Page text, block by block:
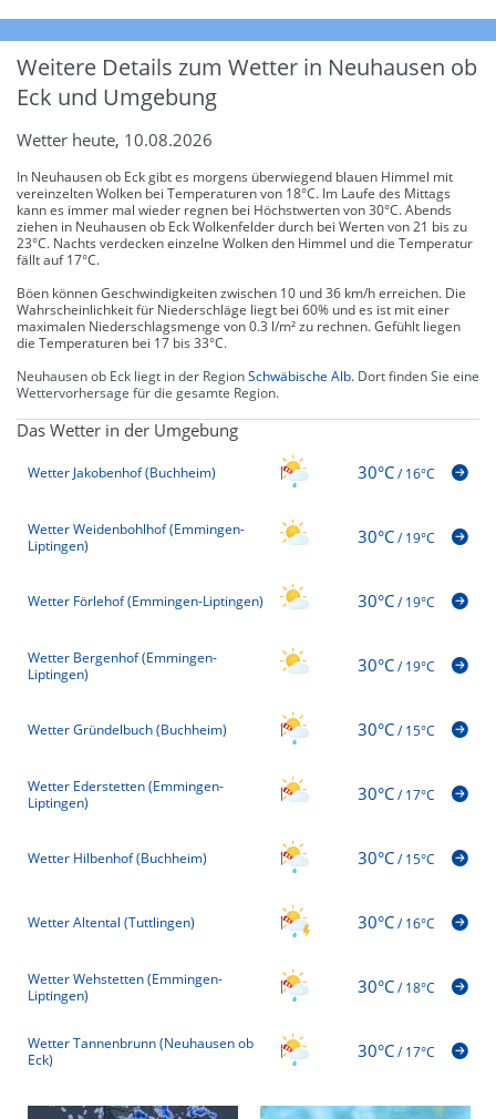
Weitere Details zum Wetter in Neuhausen ob
Eck und Umgebung
Wetter heute, 10.08.2026
In Neuhausen ob Eck gibt es morgens überwiegend blauen Himmel mit
vereinzelten Wolken bei Temperaturen von 18°C. Im Laufe des Mittags
kann es immer mal wieder regnen bei Höchstwerten von 30°C. Abends
ziehen in Neuhausen ob Eck Wolkenfelder durch bei Werten von 21 bis zu
23°C. Nachts verdecken einzelne Wolken den Himmel und die Temperatur
fällt auf 17°C.
Böen können Geschwindigkeiten zwischen 10 und 36 km/h erreichen. Die
Wahrscheinlichkeit für Niederschläge liegt bei 60% und es ist mit einer
maximalen Niederschlagsmenge von 0.3 l/m² zu rechnen. Gefühlt liegen
die Temperaturen bei 17 bis 33°C.
Neuhausen ob Eck liegt in der RegionSchwäbische Alb. Dort finden Sie eine
Wettervorhersage für die gesamte Region.
Das Wetter in der Umgebung
Wetter Jakobenhof (Buchheim) 30°C/16°C
Wetter Weidenbohlhof (Emmingen-
Liptingen)
30°C/19°C
Wetter Förlehof (Emmingen-Liptingen) 30°C/19°C
Wetter Bergenhof (Emmingen-
Liptingen)
30°C/19°C
Wetter Gründelbuch (Buchheim) 30°C/15°C
Wetter Ederstetten (Emmingen-
Liptingen)
30°C/17°C
Wetter Hilbenhof (Buchheim) 30°C/15°C
Wetter Altental (Tuttlingen) 30°C/16°C
Wetter Wehstetten (Emmingen-
Liptingen)
30°C/18°C
Wetter Tannenbrunn (Neuhausen ob
Eck)
30°C/17°C